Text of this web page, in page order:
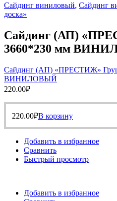
Сайдинг виниловый, Сайдинг
доска»
Сайдинг (АП)
3660*230 мм
Сайдинг (АП) «ПРЕСТИЖ»
ВИНИЛОВЫЙ
220.00₽
220.00₽В корзину
Добавить в избранное
Сравнить
Быстрый просмотр
Добавить в избранное